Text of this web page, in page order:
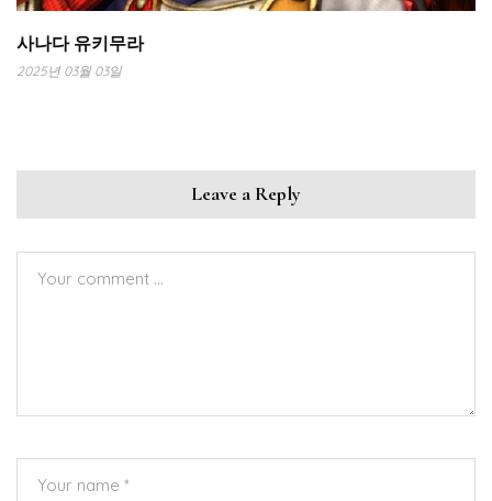
사나다 유키무라
2025년 03월 03일
Leave a Reply